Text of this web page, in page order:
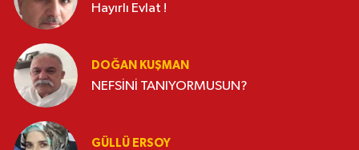
Hayırlı Evlat !
DOĞAN KUŞMAN
NEFSİNİ TANIYORMUSUN?
GÜLLÜ ERSOY